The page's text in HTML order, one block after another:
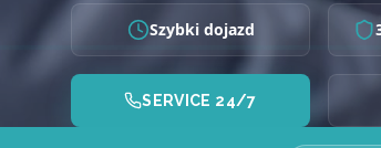
Szybki dojazd
SERVICE 24/7